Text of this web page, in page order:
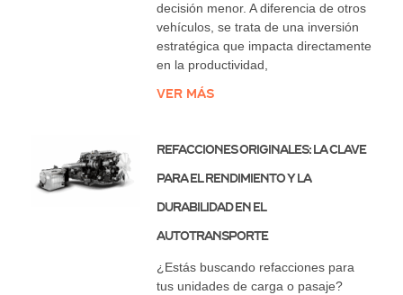
decisión menor. A diferencia de otros
vehículos, se trata de una inversión
estratégica que impacta directamente
en la productividad,
Ver más
Refacciones originales: la clave
para el rendimiento y la
durabilidad en el
autotransporte
¿Estás buscando refacciones para
tus unidades de carga o pasaje?